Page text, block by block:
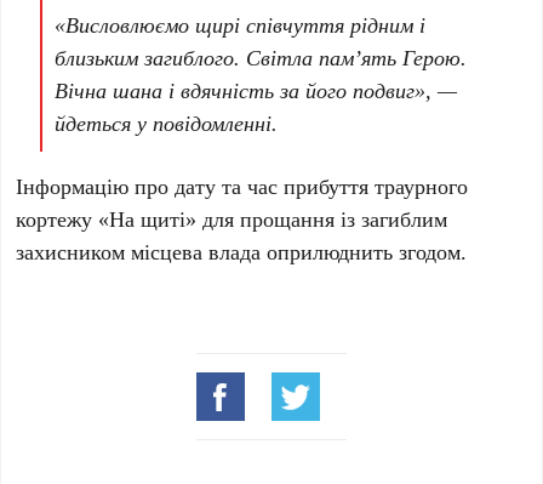
«Висловлюємо щирі співчуття рідним і
близьким загиблого. Світла пам’ять Герою.
Вічна шана і вдячність за його подвиг», —
йдеться у повідомленні.
Інформацію про дату та час прибуття траурного
кортежу «На щиті» для прощання із загиблим
захисником місцева влада оприлюднить згодом.